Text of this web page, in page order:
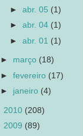
►abr. 05 (1)
►abr. 04 (1)
►abr. 01 (1)
► março (18)
►fevereiro (17)
► janeiro (4)
2010 (208)
2009 (89)